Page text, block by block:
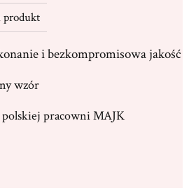
produkt
i bezkompromisowa jakość
wzór
polskiej pracowni MAJK